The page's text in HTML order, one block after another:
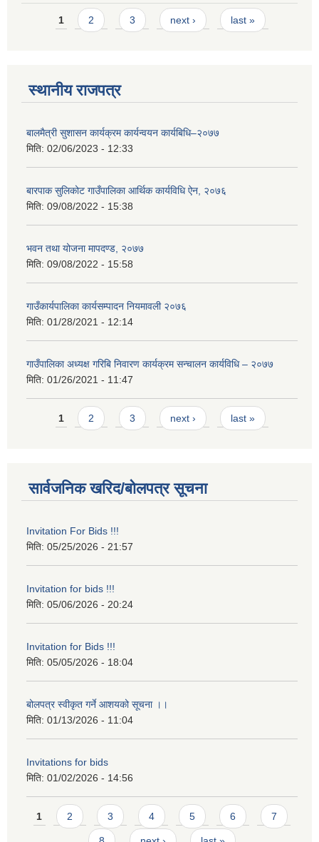
Pages
1 2 3 next › last »
स्थानीय राजपत्र
बालमैत्री सुशासन कार्यक्रम कार्यन्वयन कार्यबिधि–२०७७
मिति: 02/06/2023 - 12:33
बारपाक सुलिकोट गाउँपालिका आर्थिक कार्यविधि ऐन, २०७६
मिति: 09/08/2022 - 15:38
भवन तथा योजना मापदण्ड, २०७७
मिति: 09/08/2022 - 15:58
गाउँकार्यपालिका कार्यसम्पादन नियमावली २०७६
मिति: 01/28/2021 - 12:14
गाउँपालिका अध्यक्ष गरिबि निवारण कार्यक्रम सन्चालन कार्यविधि – २०७७
मिति: 01/26/2021 - 11:47
Pages
1 2 3 next › last »
सार्वजनिक खरिद/बोलपत्र सूचना
Invitation For Bids !!!
मिति: 05/25/2026 - 21:57
Invitation for bids !!!
मिति: 05/06/2026 - 20:24
Invitation for Bids !!!
मिति: 05/05/2026 - 18:04
बोलपत्र स्वीकृत गर्ने आशयको सूचना ।।
मिति: 01/13/2026 - 11:04
Invitations for bids
मिति: 01/02/2026 - 14:56
Pages
1 2 3 4 5 6 7